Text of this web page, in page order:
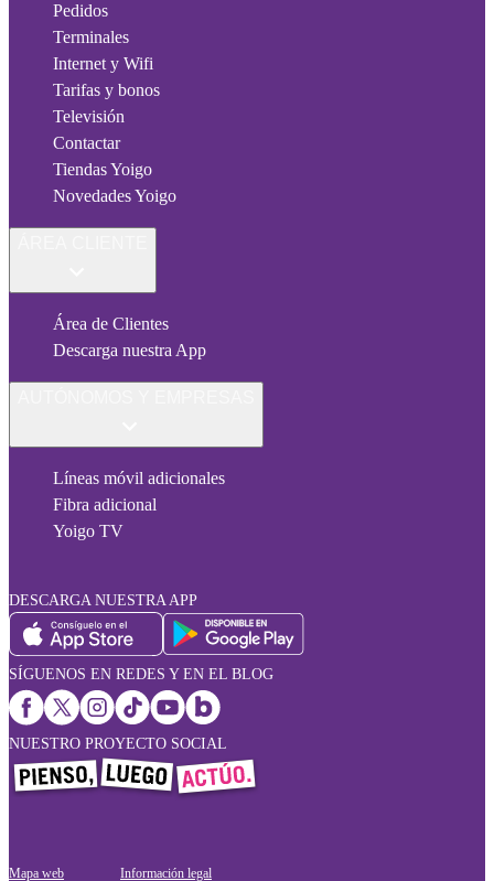
Pedidos
Terminales
Internet y Wifi
Tarifas y bonos
Televisión
Contactar
Tiendas Yoigo
Novedades Yoigo
Área de Clientes
Descarga nuestra App
Líneas móvil adicionales
Fibra adicional
Yoigo TV
DESCARGA NUESTRA APP
SÍGUENOS EN REDES Y EN EL BLOG
NUESTRO PROYECTO SOCIAL
Mapa web Información legal